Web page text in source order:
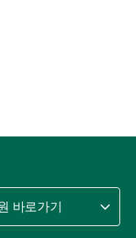
바로가기